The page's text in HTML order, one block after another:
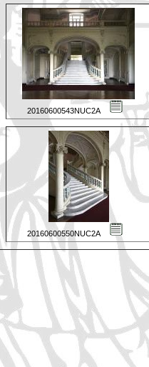
20160600543NUC2A
20160600550NUC2A